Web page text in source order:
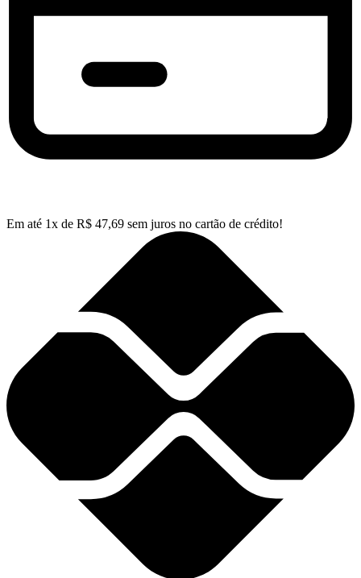
Em até 1x de R$ 47,69 sem juros no cartão de crédito!